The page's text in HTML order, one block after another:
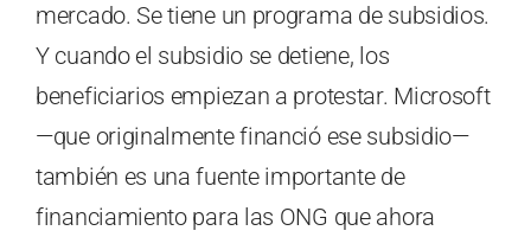
mercado. Se tiene un programa de subsidios.
Y cuando el subsidio se detiene, los
beneficiarios empiezan a protestar. Microsoft
—que originalmente financió ese subsidio—
también es una fuente importante de
financiamiento para las ONG que ahora